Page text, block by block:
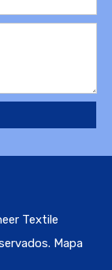
Textile
Mapa